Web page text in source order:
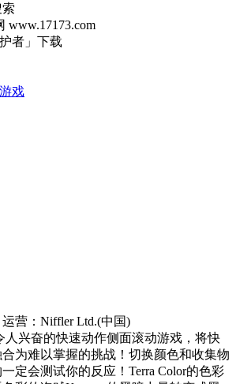
www.17173.com
者」 下载
戏
运营：Niffler Ltd.(中国)
人兴奋的快速动作侧面滚动游戏，将快
为难以掌握的挑战！切换颜色和收集物
定会测试你的反应！Terra Color的色彩